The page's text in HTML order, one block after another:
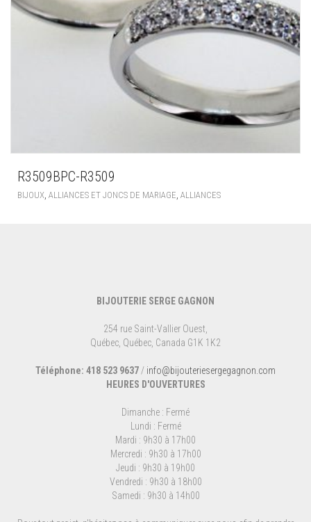
R3509BPC-R3509
BIJOUX ALLIANCES ET JONCS DE MARIAGE ALLIANCES
BIJOUTERIE SERGE GAGNON
254 rue Saint-Vallier Ouest,
Québec, Québec, Canada G1K 1K2
Téléphone: 418 523 9637 / info@bijouteriesergegagnon.com
HEURES D'OUVERTURES
Dimanche : Fermé
Lundi : Fermé
Mardi : 9h30 à 17h00
Mercredi : 9h30 à 17h00
Jeudi : 9h30 à 19h00
Vendredi : 9h30 à 18h00
Samedi : 9h30 à 14h00